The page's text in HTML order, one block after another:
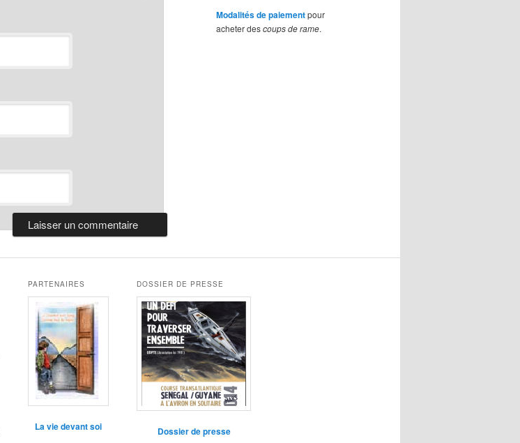
Modalités de paiementpour
acheter descoups de rame.
PARTENAIRES
La vie devant soi
DOSSIER DE PRESSE
Dossier de presse